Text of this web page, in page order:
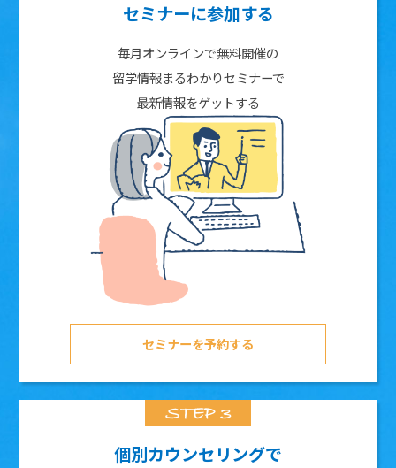
セミナーに参加する
毎月オンラインで無料開催の
留学情報まるわかりセミナーで
最新情報をゲットする
セミナーを予約する
個別カウンセリングで